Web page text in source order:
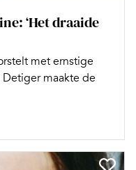
‘Het draaide
met ernstige
maakte de